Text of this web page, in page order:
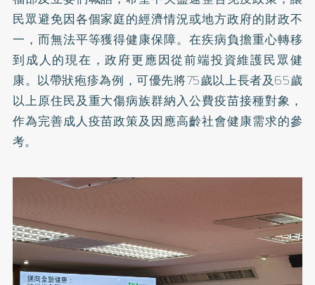
民眾避免因各個家庭的經濟情況或地方政府的財政不
一，而無法平等獲得健康保障。在疾病負擔重心轉移
到成人的現在，政府更應因從前端投資維護民眾健
康。以帶狀疱疹為例，可優先將75歲以上長者及65歲
以上原住民及重大傷病族群納入公費疫苗接種對象，
作為完善成人疫苗政策及因應高齡社會健康需求的參
考。